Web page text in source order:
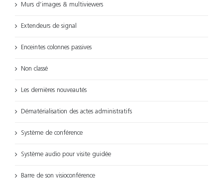
Murs d’images & multiviewers
Extendeurs de signal
Enceintes colonnes passives
Non classé
Les dernières nouveautés
Dématérialisation des actes administratifs
Système de conférence
Système audio pour visite guidée
Barre de son visioconférence